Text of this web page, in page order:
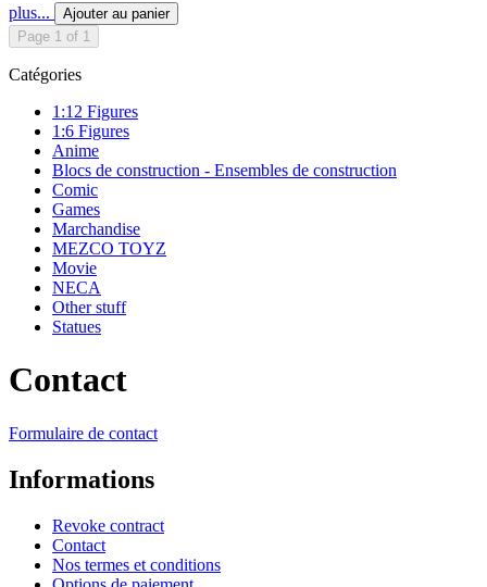
plus...
Ajouter au panier
Page 1 of 1
Catégories
1:12 Figures
1:6 Figures
Anime
Blocs de construction - Ensembles de construction
Comic
Games
Marchandise
MEZCO TOYZ
Movie
NECA
Other stuff
Statues
Contact
Formulaire de contact
Informations
Revoke contract
Contact
Nos termes et conditions